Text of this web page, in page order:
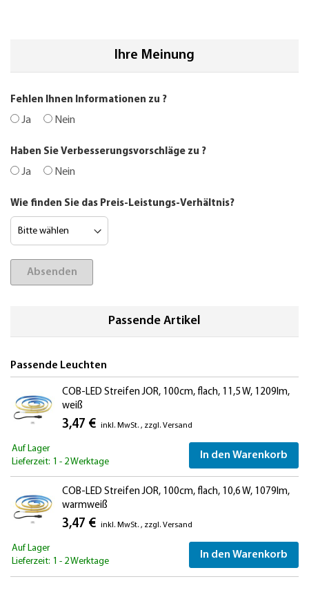
Ihre Meinung
Fehlen Ihnen Informationen zu ?
Ja Nein
Haben Sie Verbesserungsvorschläge zu ?
Ja Nein
Wie finden Sie das Preis-Leistungs-Verhältnis?
Absenden
Passende Artikel
Passende Leuchten
COB-LED Streifen JOR, 100cm, flach, 11,5 W, 1209lm,
weiß
3,47 € inkl. MwSt. , zzgl. Versand
Auf Lager
Lieferzeit: 1 - 2 Werktage
In den Warenkorb
COB-LED Streifen JOR, 100cm, flach, 10,6 W, 1079lm,
warmweiß
3,47 € inkl. MwSt. , zzgl. Versand
Auf Lager
Lieferzeit: 1 - 2 Werktage
In den Warenkorb